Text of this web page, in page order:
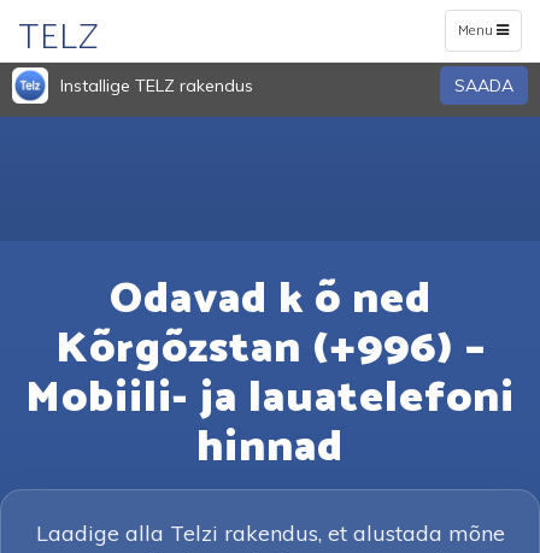
Toggle
navigation
Menu
TELZ
Installige TELZ rakendus SAADA
Odavad k õ ned
Kõrgõzstan (+996) –
Mobiili- ja lauatelefoni
hinnad
Laadige alla Telzi rakendus, et alustada mõne